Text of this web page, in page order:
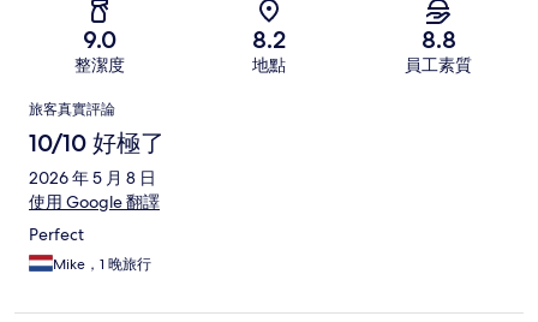
9.0
整潔度
8.2
地點
8.8
員工素質
評
論
旅客真實評論
10/10 好極了
2026 年 5 月 8 日
使用 Google 翻譯
Perfect
Mike，1 晚旅行